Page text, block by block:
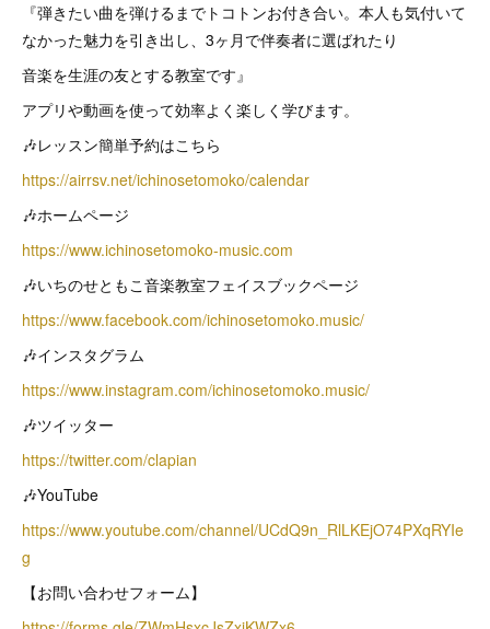
『弾きたい曲を弾けるまでトコトンお付き合い。本人も気付いて
なかった魅力を引き出し、3ヶ月で伴奏者に選ばれたり
音楽を生涯の友とする教室です』
アプリや動画を使って効率よく楽しく学びます。
🎶レッスン簡単予約はこちら
https://airrsv.net/ichinosetomoko/calendar
🎶ホームページ
https://www.ichinosetomoko-music.com
🎶いちのせともこ音楽教室フェイスブックページ
https://www.facebook.com/ichinosetomoko.music/
🎶インスタグラム
https://www.instagram.com/ichinosetomoko.music/
🎶ツイッター
https://twitter.com/clapian
🎶YouTube
https://www.youtube.com/channel/UCdQ9n_RlLKEjO74PXqRYIe
g
【お問い合わせフォーム】